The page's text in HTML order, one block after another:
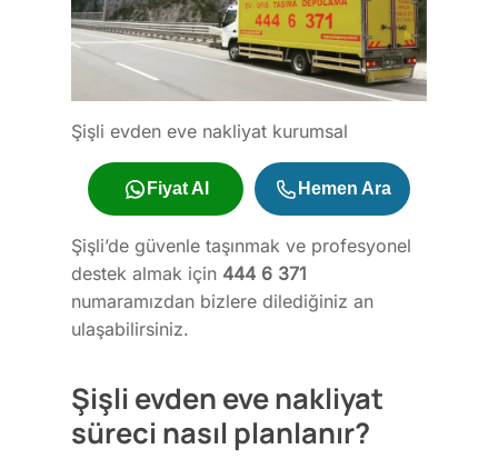
Şişli evden eve nakliyat kurumsal
Fiyat Al Hemen Ara
Şişli’de güvenle taşınmak ve profesyonel
destek almak için 444 6 371
numaramızdan bizlere dilediğiniz an
ulaşabilirsiniz.
Şişli evden eve nakliyat
süreci nasıl planlanır?